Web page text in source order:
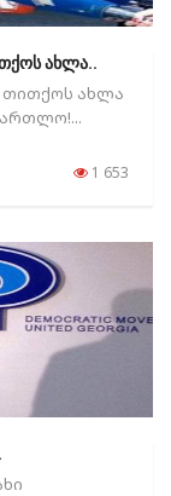
ახლა..
თითქოს ახლა
1 653